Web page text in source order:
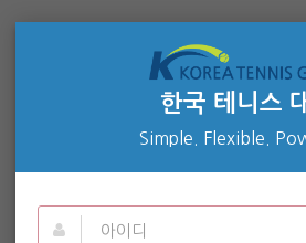
한국 테니스
Simple. Flexible.